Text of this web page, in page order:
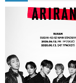
서
트